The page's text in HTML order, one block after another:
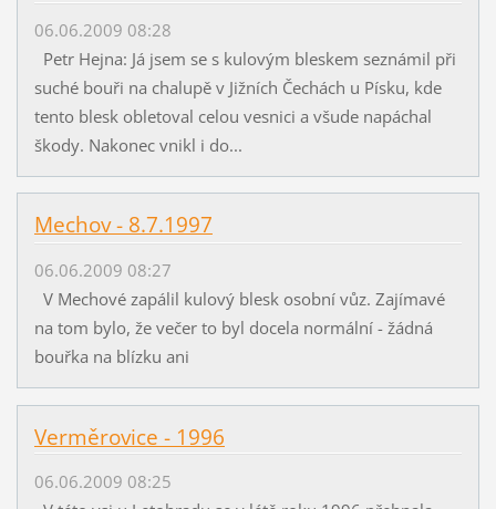
06.06.2009 08:28
Petr Hejna: Já jsem se s kulovým bleskem seznámil při
suché bouři na chalupě v Jižních Čechách u Písku, kde
tento blesk obletoval celou vesnici a všude napáchal
škody. Nakonec vnikl i do...
Mechov - 8.7.1997
06.06.2009 08:27
V Mechové zapálil kulový blesk osobní vůz. Zajímavé
na tom bylo, že večer to byl docela normální - žádná
bouřka na blízku ani
Verměrovice - 1996
06.06.2009 08:25